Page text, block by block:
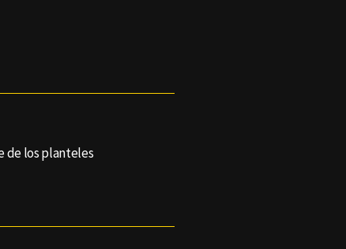
de los planteles